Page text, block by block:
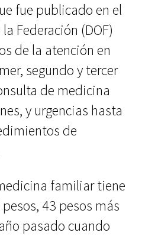
fue publicado en el
Federación (DOF)
de la atención en
segundo y tercer
de medicina
y urgencias hasta
de
familiar tiene
43 pesos más
pasado cuando